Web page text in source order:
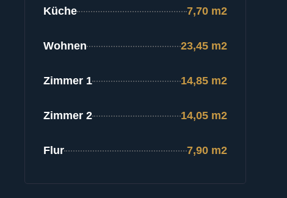
Küche 7,70 m2
Wohnen 23,45 m2
Zimmer 1 14,85 m2
Zimmer 2 14,05 m2
Flur 7,90 m2